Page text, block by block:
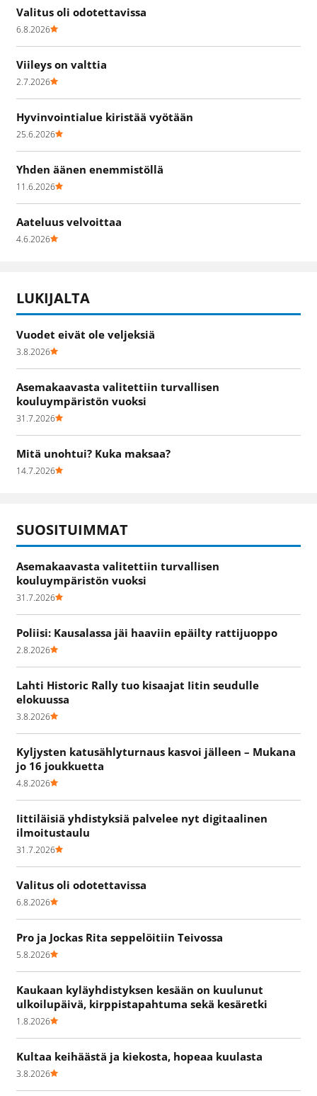
Valitus oli odotettavissa
6.8.2026
Viileys on valttia
2.7.2026
Hyvinvointialue kiristää vyötään
25.6.2026
Yhden äänen enemmistöllä
11.6.2026
Aateluus velvoittaa
4.6.2026
LUKIJALTA
Vuodet eivät ole veljeksiä
3.8.2026
Asemakaavasta valitettiin turvallisen
kouluympäristön vuoksi
31.7.2026
Mitä unohtui? Kuka maksaa?
14.7.2026
SUOSITUIMMAT
Asemakaavasta valitettiin turvallisen
kouluympäristön vuoksi
31.7.2026
Poliisi: Kausalassa jäi haaviin epäilty rattijuoppo
2.8.2026
Lahti Historic Rally tuo kisaajat Iitin seudulle
elokuussa
3.8.2026
Kyljysten katusählyturnaus kasvoi jälleen – Mukana
jo 16 joukkuetta
4.8.2026
Iittiläisiä yhdistyksiä palvelee nyt digitaalinen
ilmoitustaulu
31.7.2026
Valitus oli odotettavissa
6.8.2026
Pro ja Jockas Rita seppelöitiin Teivossa
5.8.2026
Kaukaan kyläyhdistyksen kesään on kuulunut
ulkoilupäivä, kirppistapahtuma sekä kesäretki
1.8.2026
Kultaa keihäästä ja kiekosta, hopeaa kuulasta
3.8.2026